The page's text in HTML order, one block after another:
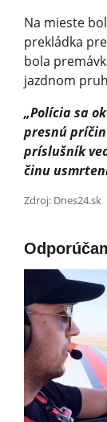
Na mieste
prekládka
bola
jazdnom
„Polícia sa
presnú
príslušník
činu
Zdroj: Dnes24.sk